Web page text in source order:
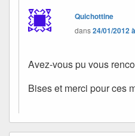
Quichottine
dans24/01/2012
Avez-vous pu vous
Bises et merci pour ces